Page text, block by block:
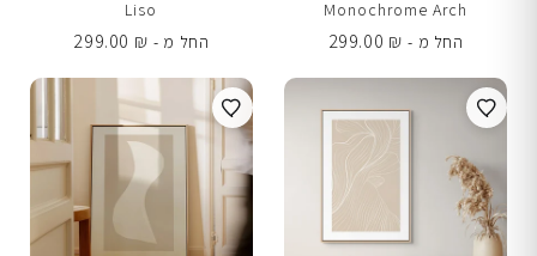
Monochrome Arch
החל מ -
299.00 ₪
Liso
החל מ -
299.00 ₪